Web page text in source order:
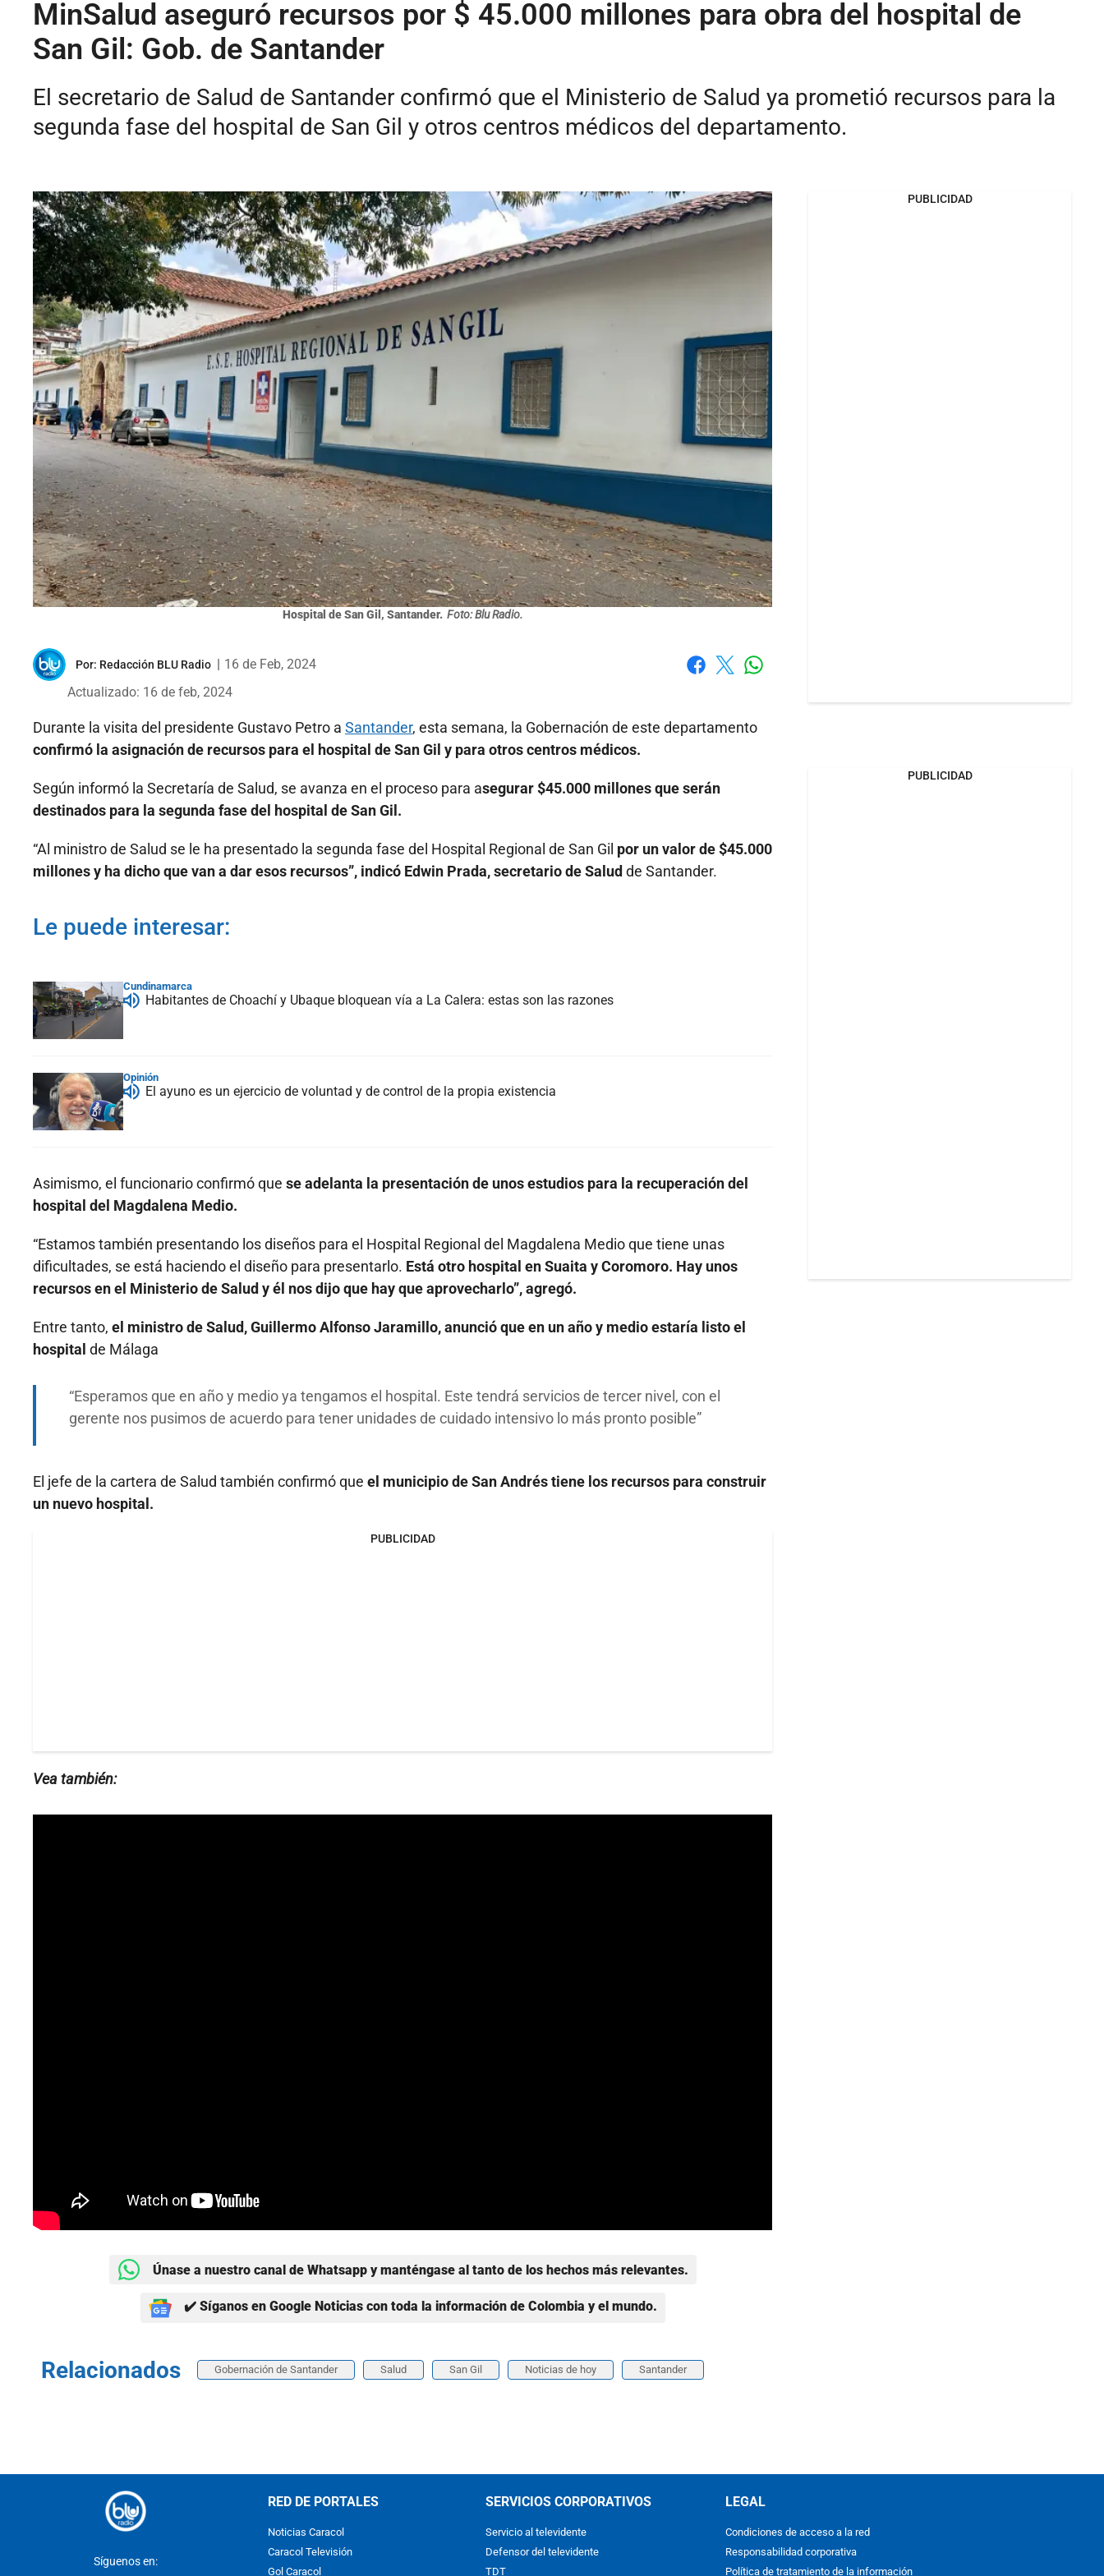
MinSalud aseguró recursos por $ 45.000 millones para obra del hospital de
San Gil: Gob. de Santander
El secretario de Salud de Santander confirmó que el Ministerio de Salud ya prometió recursos para la
segunda fase del hospital de San Gil y otros centros médicos del departamento.
Hospital de San Gil, Santander. Foto: Blu Radio.
Por: Redacción BLU Radio
16 de Feb, 2024
Actualizado: 16 de feb, 2024
Durante la visita del presidente Gustavo Petro a Santander, esta semana, la Gobernación de este departamento
confirmó la asignación de recursos para el hospital de San Gil y para otros centros médicos.
Según informó la Secretaría de Salud, se avanza en el proceso para asegurar $45.000 millones que serán
destinados para la segunda fase del hospital de San Gil.
“Al ministro de Salud se le ha presentado la segunda fase del Hospital Regional de San Gil por un valor de $45.000
millones y ha dicho que van a dar esos recursos”, indicó Edwin Prada, secretario de Salud de Santander.
Le puede interesar:
Cundinamarca
Habitantes de Choachí y Ubaque bloquean vía a La Calera: estas son las razones
Opinión
El ayuno es un ejercicio de voluntad y de control de la propia existencia
Asimismo, el funcionario confirmó que se adelanta la presentación de unos estudios para la recuperación del
hospital del Magdalena Medio.
“Estamos también presentando los diseños para el Hospital Regional del Magdalena Medio que tiene unas
dificultades, se está haciendo el diseño para presentarlo. Está otro hospital en Suaita y Coromoro. Hay unos
recursos en el Ministerio de Salud y él nos dijo que hay que aprovecharlo”, agregó.
Entre tanto, el ministro de Salud, Guillermo Alfonso Jaramillo, anunció que en un año y medio estaría listo el
hospital de Málaga
Esperamos que en año y medio ya tengamos el hospital. Este tendrá servicios de tercer nivel, con el
gerente nos pusimos de acuerdo para tener unidades de cuidado intensivo lo más pronto posible
El jefe de la cartera de Salud también confirmó que el municipio de San Andrés tiene los recursos para construir
un nuevo hospital.
PUBLICIDAD
Vea también:
Únase a nuestro canal de Whatsapp y manténgase al tanto de los hechos más relevantes.
✔️ Síganos en Google Noticias con toda la información de Colombia y el mundo.
Relacionados Gobernación de Santander Salud San Gil Noticias de hoy Santander
PUBLICIDAD
PUBLICIDAD
Síguenos en:
RED DE PORTALES
Noticias Caracol
Caracol Televisión
Gol Caracol
SERVICIOS CORPORATIVOS
Servicio al televidente
Defensor del televidente
TDT
LEGAL
Condiciones de acceso a la red
Responsabilidad corporativa
Política de tratamiento de la información